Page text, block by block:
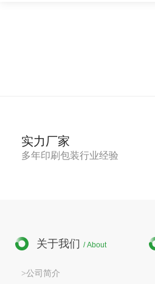
实力厂家
多年印刷包装行业经验
关于我们 / About
>公司简介